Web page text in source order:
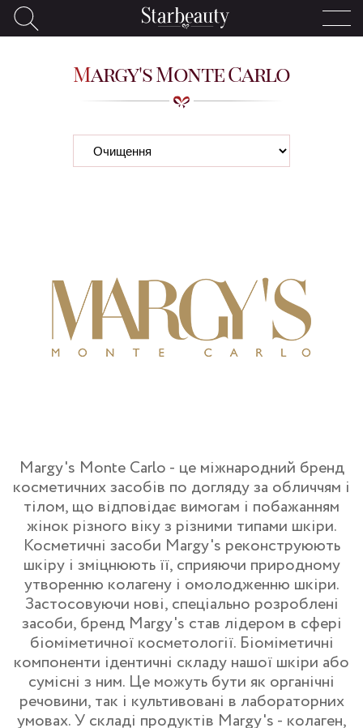
Margy's Monte Carlo
Margy's Monte Carlo - це міжнародний бренд
косметичних засобів по догляду за обличчям і
тілом, що відповідає вимогам і побажанням
жінок різного віку з різними типами шкіри.
Косметичні засоби Margy's реконструюють
шкіру і зміцнюють її, сприяючи природному
утворенню колагену і омолодженню шкіри.
Застосовуючи нові, спеціально розроблені
засоби, бренд Margy's став лідером в сфері
біоміметичної косметології. Біоміметичні
компоненти ідентичні складу нашої шкіри або
сумісні з ним. Це можуть бути як органічні
речовини, так і культивовані в лабораторних
умовах. У складі продуктів Margy's - колаген,